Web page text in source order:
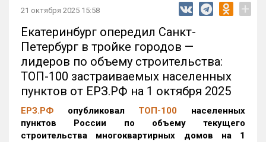
21 октября 2025 15:58 +
Екатеринбург опередил Санкт-
Петербург в тройке городов —
лидеров по объему строительства:
ТОП-100 застраиваемых населенных
пунктов от ЕРЗ.РФ на 1 октября 2025
ЕРЗ.РФ опубликовал ТОП-100 населенных
пунктов России по объему текущего
строительства многоквартирных домов на 1